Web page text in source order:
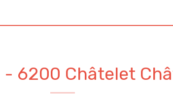
- 6200 Châtelet